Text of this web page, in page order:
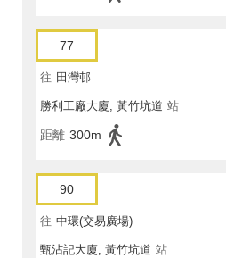
77
往 田灣邨
勝利工廠大廈, 黃竹坑道 站
距離 300m
90
往 中環(交易廣場)
甄沾記大廈, 黃竹坑道 站